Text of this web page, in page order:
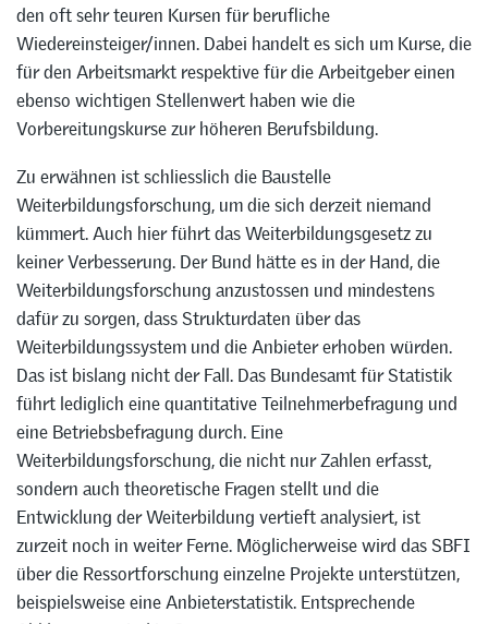
den oft sehr teuren Kursen für berufliche
Wiedereinsteiger/innen. Dabei handelt es sich um Kurse, die
für den Arbeitsmarkt respektive für die Arbeitgeber einen
ebenso wichtigen Stellenwert haben wie die
Vorbereitungskurse zur höheren Berufsbildung.
Zu erwähnen ist schliesslich die Baustelle
Weiterbildungsforschung, um die sich derzeit niemand
kümmert. Auch hier führt das Weiterbildungsgesetz zu
keiner Verbesserung. Der Bund hätte es in der Hand, die
Weiterbildungsforschung anzustossen und mindestens
dafür zu sorgen, dass Strukturdaten über das
Weiterbildungssystem und die Anbieter erhoben würden.
Das ist bislang nicht der Fall. Das Bundesamt für Statistik
führt lediglich eine quantitative Teilnehmerbefragung und
eine Betriebsbefragung durch. Eine
Weiterbildungsforschung, die nicht nur Zahlen erfasst,
sondern auch theoretische Fragen stellt und die
Entwicklung der Weiterbildung vertieft analysiert, ist
zurzeit noch in weiter Ferne. Möglicherweise wird das SBFI
über die Ressortforschung einzelne Projekte unterstützen,
beispielsweise eine Anbieterstatistik. Entsprechende